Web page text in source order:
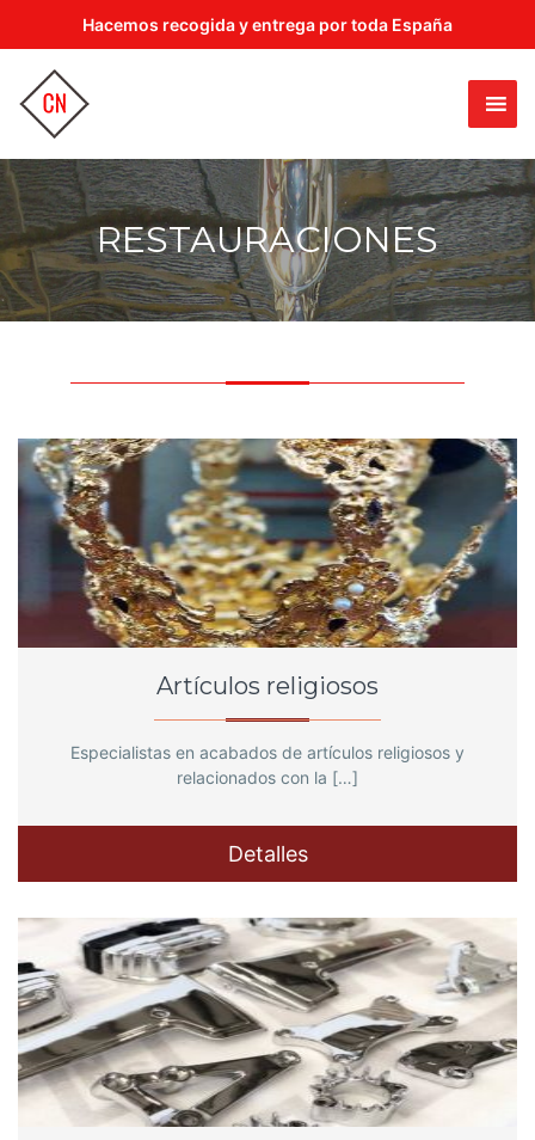
Hacemos recogida y entrega por toda España
RESTAURACIONES
Artículos religiosos
Especialistas en acabados de artículos religiosos y
relacionados con la […]
Detalles